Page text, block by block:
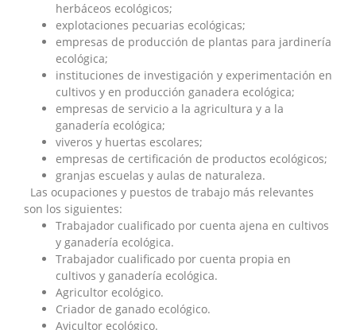
herbáceos ecológicos;
explotaciones pecuarias ecológicas;
empresas de producción de plantas para jardinería
ecológica;
instituciones de investigación y experimentación en
cultivos y en producción ganadera ecológica;
empresas de servicio a la agricultura y a la
ganadería ecológica;
viveros y huertas escolares;
empresas de certificación de productos ecológicos;
granjas escuelas y aulas de naturaleza.
Las ocupaciones y puestos de trabajo más relevantes
son los siguientes:
Trabajador cualificado por cuenta ajena en cultivos
y ganadería ecológica.
Trabajador cualificado por cuenta propia en
cultivos y ganadería ecológica.
Agricultor ecológico.
Criador de ganado ecológico.
Avicultor ecológico.